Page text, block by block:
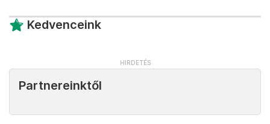
Kedvenceink
Partnereinktől